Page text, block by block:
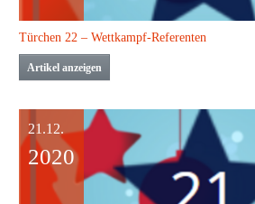
Türchen 22 – Wettkampf-Referenten
Artikel anzeigen
21.12.
2020